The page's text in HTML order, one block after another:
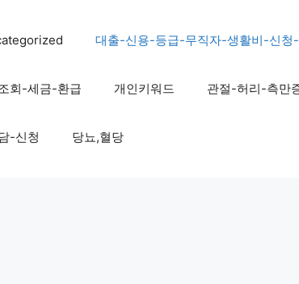
대출-신용-등급-무직자-생활비-신청
회-세금-환급 개인키워드 관절-허리-측만
-신청 당뇨,혈당